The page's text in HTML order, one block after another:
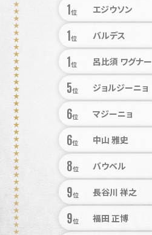
1位 エジウソン
1位 バルデス
1位 呂比須 ワグナー
5位 ジョルジーニョ
6位 マジーニョ
6位 中山 雅史
8位 バウベル
9位 長谷川 祥之
9位 福田 正博